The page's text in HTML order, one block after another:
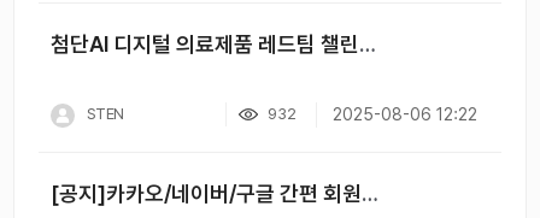
첨단AI 디지털 의료제품 레드팀 챌린지 및 기술 워크숍 참가자 모집 안내
STEN 932 2025-08-06 12:22
[공지]카카오/네이버/구글 간편 회원가입 일시 중단 안내